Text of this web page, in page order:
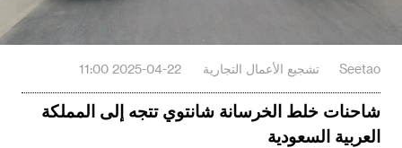
Seetao تشجيع الأعمال التجارية 2025-04-22 11:00
شاحنات خلط الخرسانة شانتوي تتجه إلى المملكة
العربية السعودية